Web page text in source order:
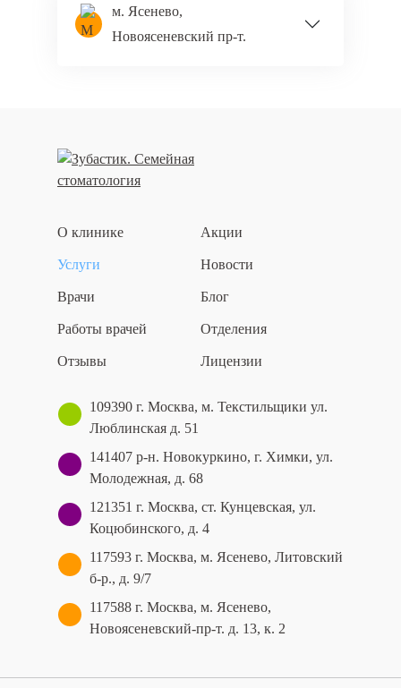
м. Ясенево,
Новоясеневский пр‑т.
О клинике Акции
Услуги Новости
Врачи Блог
Работы врачей Отделения
Отзывы Лицензии
109390 г. Москва, м. Текстильщики ул.
Люблинская д. 51
141407 р-н. Новокуркино, г. Химки, ул.
Молодежная, д. 68
121351 г. Москва, ст. Кунцевская, ул.
Коцюбинского, д. 4
117593 г. Москва, м. Ясенево, Литовский
б-р., д. 9/7
117588 г. Москва, м. Ясенево,
Новоясеневский‑пр‑т. д. 13, к. 2